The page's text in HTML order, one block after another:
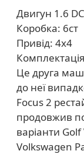
Двигун 1.6
Коробка: 6ст
Привід: 4х4
Це друга
до неї
Focus 2
продовжив
варіанти
Volkswagen